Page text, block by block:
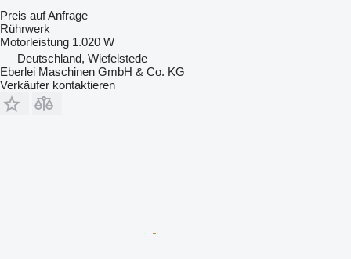
Preis auf Anfrage
Rührwerk
Motorleistung 1.020 W
Deutschland, Wiefelstede
Eberlei Maschinen GmbH & Co. KG
Verkäufer kontaktieren